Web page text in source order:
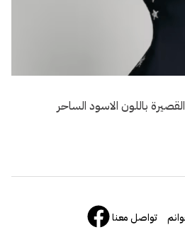
باللون الاسود الساحر
تواصل معنا